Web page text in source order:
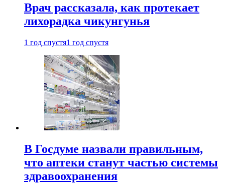
Врач рассказала, как протекает
лихорадка чикунгунья
1 год спустя1 год спустя
В Госдуме назвали правильным,
что аптеки станут частью системы
здравоохранения